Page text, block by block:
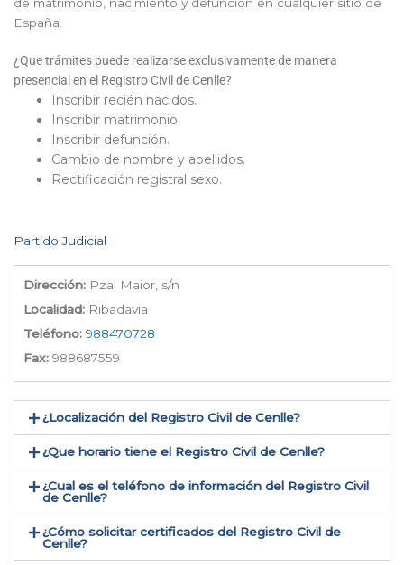
de matrimonio, nacimiento y defunción en cualquier sitio de
España.
¿Que trámites puede realizarse exclusivamente de manera
presencial en el Registro Civil de Cenlle?
Inscribir recién nacidos.
Inscribir matrimonio.
Inscribir defunción.
Cambio de nombre y apellidos.
Rectificación registral sexo.
Partido Judicial
Dirección: Pza. Maior, s/n
Localidad: Ribadavia
Teléfono: 988470728
Fax: 988687559
¿Localización del Registro Civil de Cenlle​?
¿Que horario tiene el Registro Civil de Cenlle?
¿Cual es el teléfono de información del Registro Civil
de Cenlle​?
¿Cómo solicitar certificados del Registro Civil de
Cenlle​?